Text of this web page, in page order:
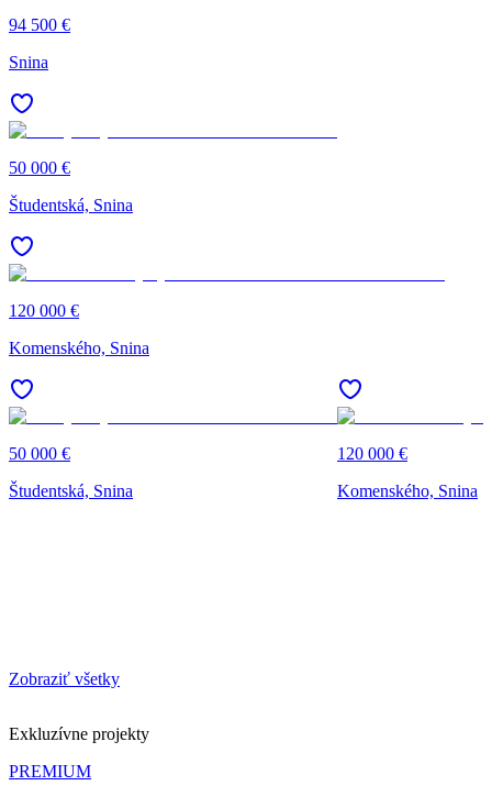
94 500 €
Snina
50 000 €
Študentská, Snina
120 000 €
Komenského, Snina
50 000 €
Študentská, Snina
120 000 €
Komenského, Snina
Zobraziť všetky
Exkluzívne projekty
PREMIUM